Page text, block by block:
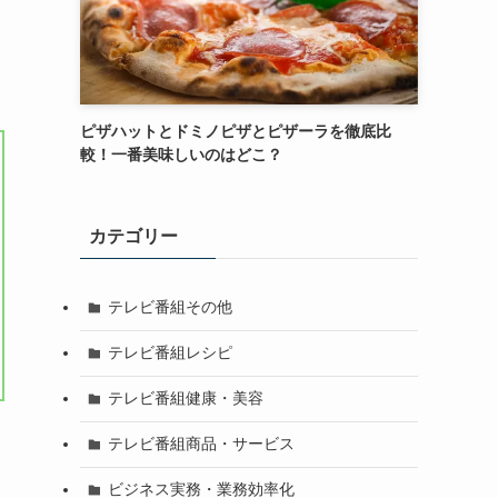
ピザハットとドミノピザとピザーラを徹底比
較！一番美味しいのはどこ？
カテゴリー
テレビ番組その他
テレビ番組レシピ
テレビ番組健康・美容
テレビ番組商品・サービス
ビジネス実務・業務効率化